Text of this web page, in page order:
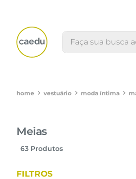
Faça sua busca aqui
vestuário moda íntima
Meias
63 Produtos
FILTROS